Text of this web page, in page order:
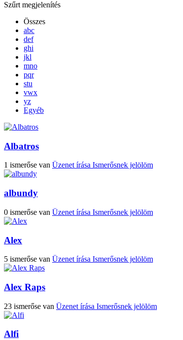
Szűrt megjelenítés
Összes
abc
def
ghi
jkl
mno
pqr
stu
vwx
yz
Egyéb
Albatros
1 ismerőse van Üzenet írása Ismerősnek jelölöm
albundy
0 ismerőse van Üzenet írása Ismerősnek jelölöm
Alex
5 ismerőse van Üzenet írása Ismerősnek jelölöm
Alex Raps
23 ismerőse van Üzenet írása Ismerősnek jelölöm
Alfi